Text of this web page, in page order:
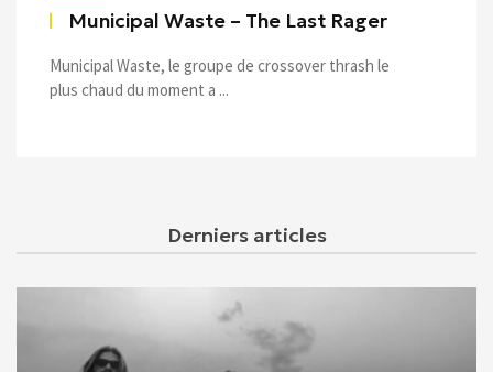
Municipal Waste – The Last Rager
Municipal Waste, le groupe de crossover thrash le
plus chaud du moment a ...
Derniers articles